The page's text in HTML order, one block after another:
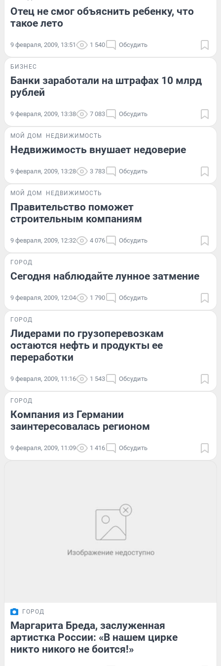
Отец не смог объяснить ребенку, что
такое лето
9 февраля, 2009, 13:51 1 540 Обсудить
БИЗНЕС
Банки заработали на штрафах 10 млрд
рублей
9 февраля, 2009, 13:38 7 083 Обсудить
МОЙ ДОМ НЕДВИЖИМОСТЬ
Недвижимость внушает недоверие
9 февраля, 2009, 13:28 3 783 Обсудить
МОЙ ДОМ НЕДВИЖИМОСТЬ
Правительство поможет
строительным компаниям
9 февраля, 2009, 12:32 4 076 Обсудить
ГОРОД
Сегодня наблюдайте лунное затмение
9 февраля, 2009, 12:04 1 790 Обсудить
ГОРОД
Лидерами по грузоперевозкам
остаются нефть и продукты ее
переработки
9 февраля, 2009, 11:16 1 543 Обсудить
ГОРОД
Компания из Германии
заинтересовалась регионом
9 февраля, 2009, 11:09 1 416 Обсудить
ГОРОД
Маргарита Бреда, заслуженная
артистка России: «В нашем цирке
никто никого не боится!»